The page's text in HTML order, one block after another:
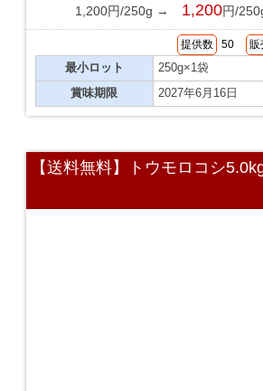
1,200円/250g → 1,200円/
提供数 50 販
最小ロット
250g×1袋
賞味期限
2027年6月16日
【送料無料】トウモロコシ